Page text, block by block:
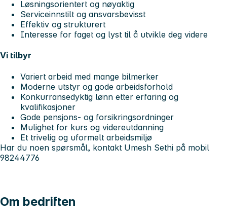
Løsningsorientert og nøyaktig
Serviceinnstilt og ansvarsbevisst
Effektiv og strukturert
Interesse for faget og lyst til å utvikle deg videre
Vi tilbyr
Variert arbeid med mange bilmerker
Moderne utstyr og gode arbeidsforhold
Konkurransedyktig lønn etter erfaring og
kvalifikasjoner
Gode pensjons- og forsikringsordninger
Mulighet for kurs og videreutdanning
Et trivelig og uformelt arbeidsmiljø
Har du noen spørsmål, kontakt Umesh Sethi på mobil
98244776
Om bedriften